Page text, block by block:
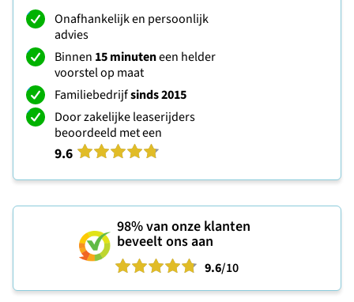
Onafhankelijk en persoonlijk
advies
Binnen 15 minuteneen helder
voorstel op maat
Familiebedrijfsinds 2015
Door zakelijke leaserijders
beoordeeld met een
9.6
98%van onze klanten
beveelt ons aan
9.6/10